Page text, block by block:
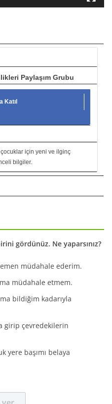
Paylaşım Grubu
Katıl
için yeni ve ilginç
bilgiler.
gördünüz. Ne yaparsınız?
müdahale ederim.
müdahale etmem.
bildiğim kadarıyla
girip çevredekilerin
yere başımı belaya